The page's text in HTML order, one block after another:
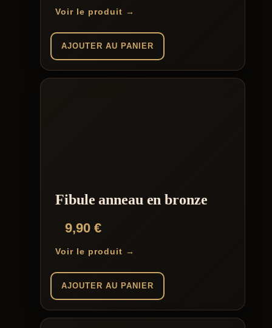
Voir le produit →
AJOUTER AU PANIER
Fibule anneau en bronze
9,90 €
Voir le produit →
AJOUTER AU PANIER